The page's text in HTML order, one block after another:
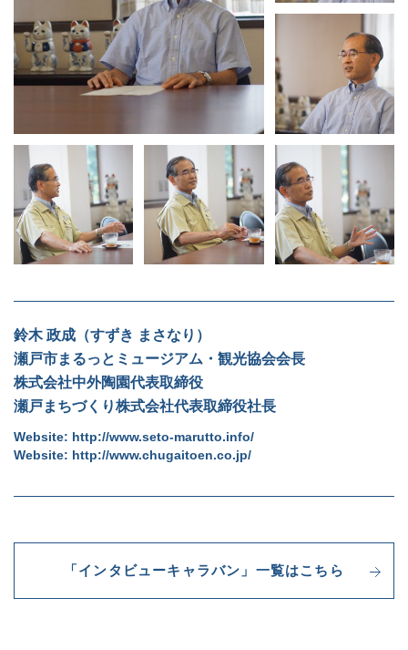
鈴木 政成（すずき まさなり）
瀬戸市まるっとミュージアム・観光協会会長
株式会社中外陶園代表取締役
瀬戸まちづくり株式会社代表取締役社長
Website: http://www.seto-marutto.info/
Website: http://www.chugaitoen.co.jp/
「インタビューキャラバン」一覧はこちら